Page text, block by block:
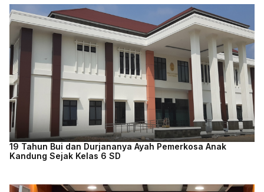
19 Tahun Bui dan Durjananya Ayah Pemerkosa Anak
Kandung Sejak Kelas 6 SD